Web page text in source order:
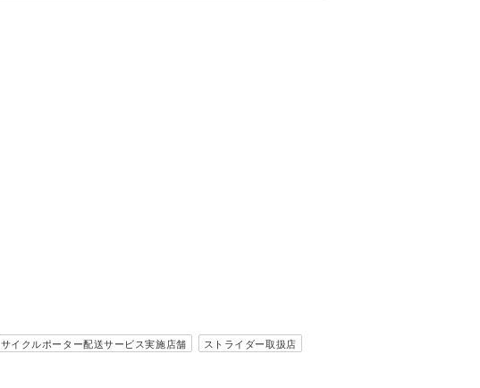
サイクルポーター配送サービス実施店舗 ストライダー取扱店